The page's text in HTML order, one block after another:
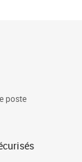
poste